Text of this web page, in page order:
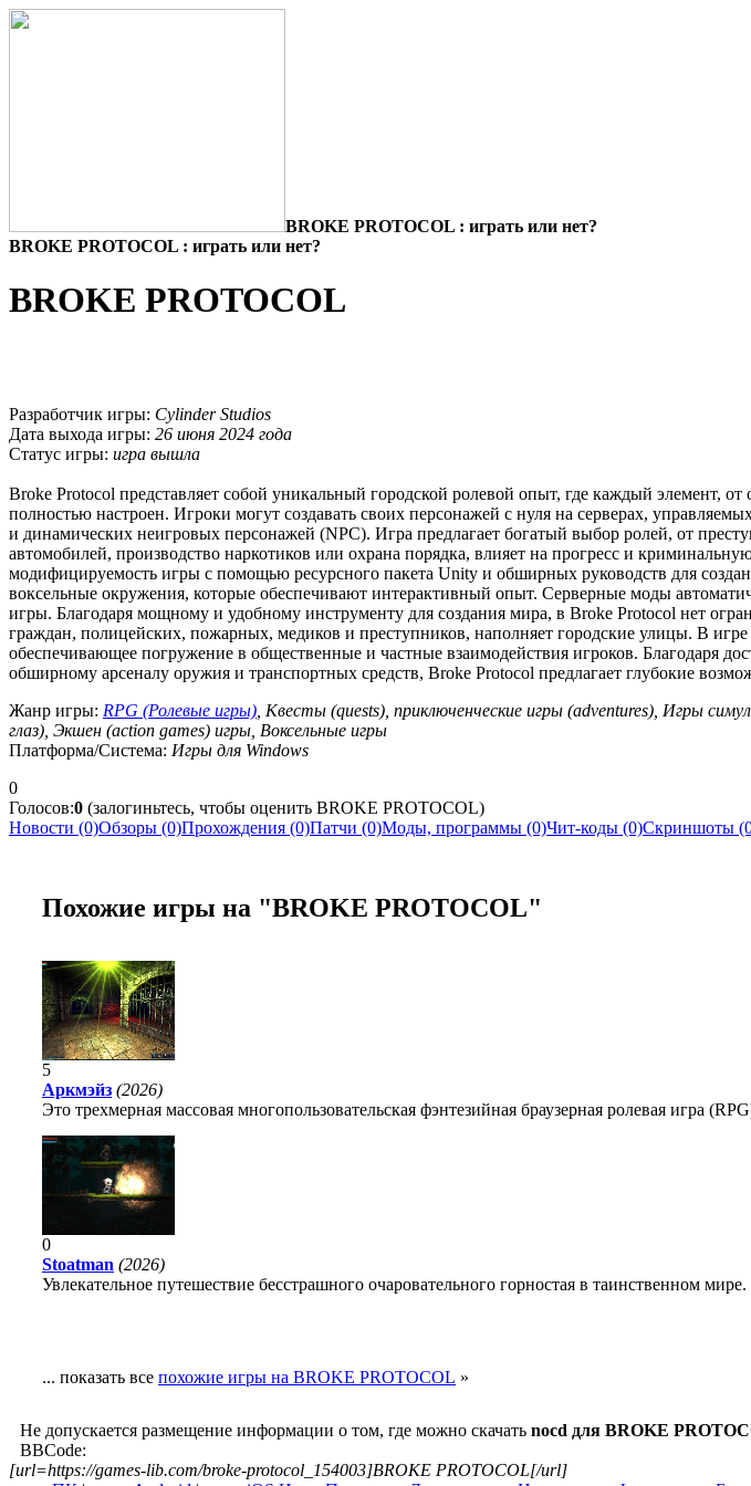
BROKE PROTOCOL : играть или нет?
BROKE PROTOCOL : играть или нет?
BROKE PROTOCOL
Разработчик игры: Cylinder Studios
Дата выхода игры: 26 июня 2024 года
Статус игры: игра вышла
Broke Protocol представляет собой уникальный городской ролевой опыт, где каждый элемент,
полностью настроен. Игроки могут создавать своих персонажей с нуля на серверах,
и динамических неигровых персонажей (NPC). Игра предлагает богатый выбор ролей, от
автомобилей, производство наркотиков или охрана порядка, влияет на прогресс и
модифицируемость игры с помощью ресурсного пакета Unity и обширных руководств для
воксельные окружения, которые обеспечивают интерактивный опыт. Серверные моды
игры. Благодаря мощному и удобному инструменту для создания мира, в Broke Protocol нет
граждан, полицейских, пожарных, медиков и преступников, наполняет городские улицы. В игре
обеспечивающее погружение в общественные и частные взаимодействия игроков. Благодаря
обширному арсеналу оружия и транспортных средств, Broke Protocol предлагает глубокие
Жанр игры: RPG (Ролевые игры) , Квесты (quests), приключенческие игры (adventures), Игры
глаз), Экшен (action games) игры, Воксельные игры
Платформа/Система: Игры для Windows
0
Голосов:0 (залогиньтесь, чтобы оценить BROKE PROTOCOL)
Новости (0)Обзоры (0)Прохождения (0)Патчи (0)Моды, программы (0)Чит-коды (0)Скриншоты
Похожие игры на "BROKE PROTOCOL"
5
Аркмэйз (2026)
Это трехмерная массовая многопользовательская фэнтезийная браузерная ролевая игра
0
Stoatman (2026)
Увлекательное путешествие бесстрашного очаровательного горностая в таинственном мире.
... показать все похожие игры на BROKE PROTOCOL »
Не допускается размещение информации о том, где можно скачать nocd для BROKE
BBCode:
[url=https://games-lib.com/broke-protocol_154003]BROKE PROTOCOL[/url]